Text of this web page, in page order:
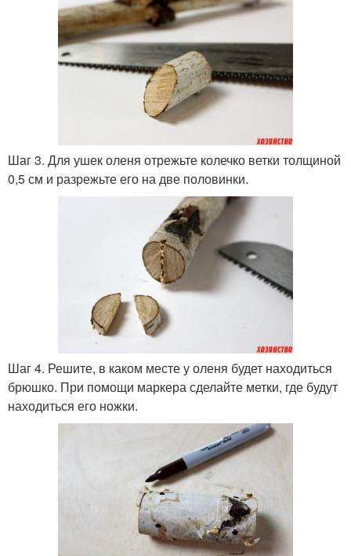
Шаг 3. Для ушек оленя отрежьте колечко ветки толщиной
0,5 см и разрежьте его на две половинки.
Шаг 4. Решите, в каком месте у оленя будет находиться
брюшко. При помощи маркера сделайте метки, где будут
находиться его ножки.